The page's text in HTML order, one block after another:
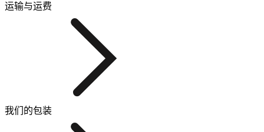
运输与运费
我们的包装